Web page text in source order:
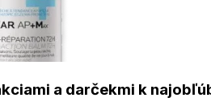
a darčekmi k